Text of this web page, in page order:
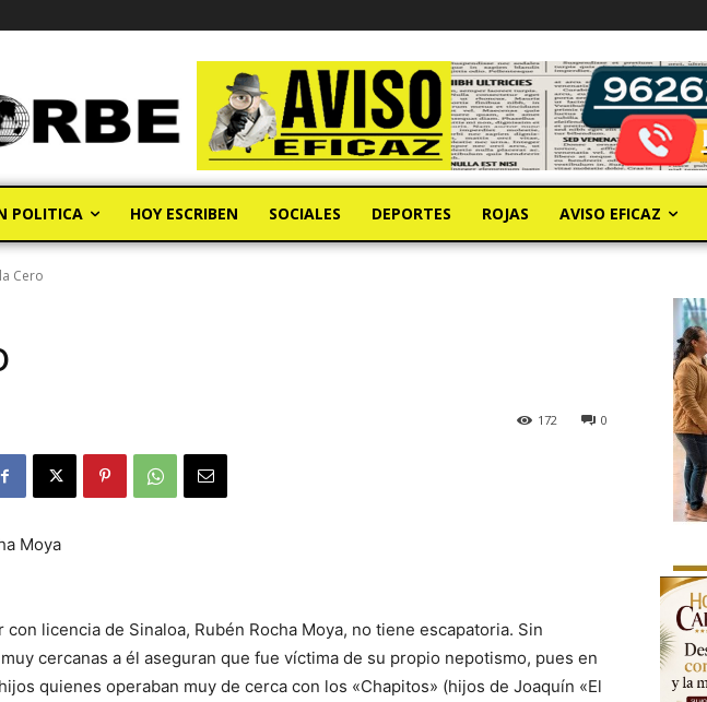
POLITICA HOY ESCRIBEN SOCIALES DEPORTES ROJAS AVISO EFICAZ
Cero
0
172
Moya
con licencia de Sinaloa, Rubén Rocha Moya, no tiene escapatoria. Sin
cercanas a él aseguran que fue víctima de su propio nepotismo, pues en
quienes operaban muy de cerca con los «Chapitos» (hijos de Joaquín «El